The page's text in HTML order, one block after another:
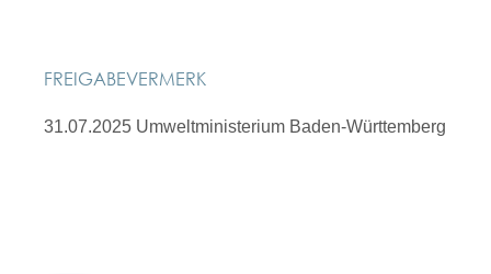
FREIGABEVERMERK
31.07.2025 Umweltministerium Baden-Württemberg